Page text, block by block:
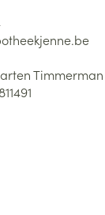
Timmerman